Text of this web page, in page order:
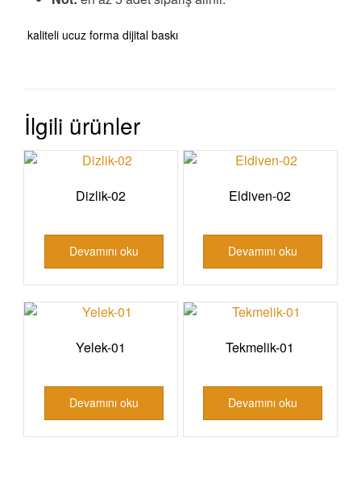
kaliteli ucuz forma dijital baskı
İlgili ürünler
Dizlik-02
Devamını oku
Eldiven-02
Devamını oku
Yelek-01
Devamını oku
Tekmelik-01
Devamını oku